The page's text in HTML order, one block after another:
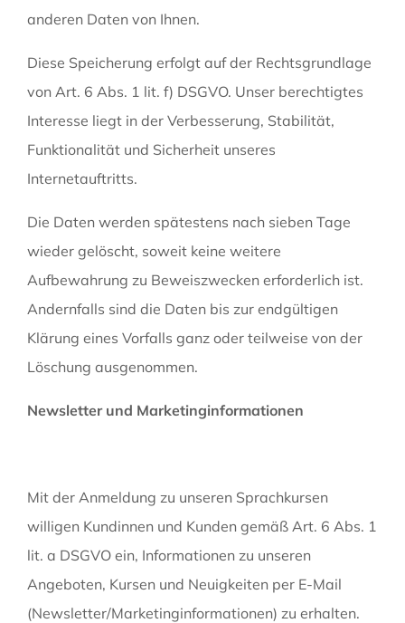
anderen Daten von Ihnen.
Diese Speicherung erfolgt auf der Rechtsgrundlage
von Art. 6 Abs. 1 lit. f) DSGVO. Unser berechtigtes
Interesse liegt in der Verbesserung, Stabilität,
Funktionalität und Sicherheit unseres
Internetauftritts.
Die Daten werden spätestens nach sieben Tage
wieder gelöscht, soweit keine weitere
Aufbewahrung zu Beweiszwecken erforderlich ist.
Andernfalls sind die Daten bis zur endgültigen
Klärung eines Vorfalls ganz oder teilweise von der
Löschung ausgenommen.
Newsletter und Marketinginformationen
Mit der Anmeldung zu unseren Sprachkursen
willigen Kundinnen und Kunden gemäß Art. 6 Abs. 1
lit. a DSGVO ein, Informationen zu unseren
Angeboten, Kursen und Neuigkeiten per E-Mail
(Newsletter/Marketinginformationen) zu erhalten.